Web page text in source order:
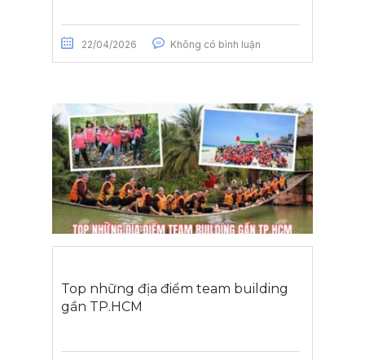
22/04/2026 Không có bình luận
Top những địa điểm team building
gần TP.HCM